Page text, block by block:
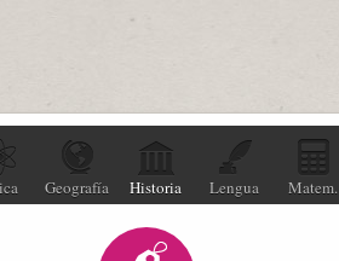
Geografía Historia Lengua Matem.